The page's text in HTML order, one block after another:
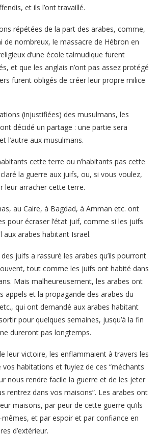
et ils l’ont travaillé.
répétées de la part des arabes, comme,
de nombreux, le massacre de Hébron en
d’une école talmudique furent
et que les anglais n’ont pas assez protégé
furent obligés de créer leur propre milice
(injustifiées) des musulmans, les
décidé un partage : une partie sera
l’autre aux musulmans.
cette terre ou n’habitants pas cette
la guerre aux juifs, ou, si vous voulez,
leur arracher cette terre.
au Caire, à Bagdad, à Amman etc. ont
pour écraser l’état juif, comme si les juifs
aux arabes habitant Israël.
juifs a rassuré les arabes qu’ils pourront
tout comme les juifs ont habité dans
Mais malheureusement, les arabes ont
appels et la propagande des arabes du
qui ont demandé aux arabes habitant
pour quelques semaines, jusqu’à la fin
dureront pas longtemps.
leur victoire, les enflammaient à travers les
vos habitations et fuyiez de ces “méchants
nous rendre facile la guerre et de les jeter
rentrez dans vos maisons”. Les arabes ont
maisons, par peur de cette guerre qu’ils
et par espoir et par confiance en
d’extérieur.